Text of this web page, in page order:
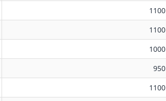
1100
1100
1000
950
1100